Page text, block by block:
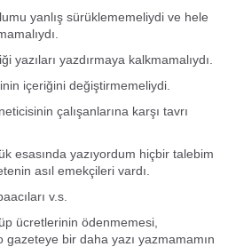
yanlış sürüklememeliydi ve hele
yazıları yazdırmaya kalkmamalıydı.
içeriğini değiştirmemeliydi.
çalışanlarına karşı tavrı
esasında yazıyordum hiçbir talebim
asıl emekçileri vardı.
v.s.
ücretlerinin ödenmemesi,
gazeteye bir daha yazı yazmamamın